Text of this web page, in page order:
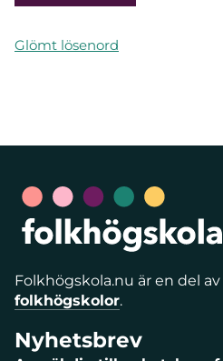
Glömt lösenord
Folkhögskola.nu är en del av
folkhögskolor.
Nyhetsbrev